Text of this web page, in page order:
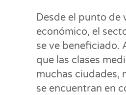
Desde el punto de
económico, el
se ve beneficiado.
que las clases
muchas ciudades,
se encuentran en